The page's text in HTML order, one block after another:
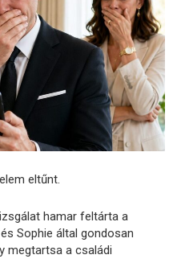
eltűnt.
hamar feltárta a
Sophie által gondosan
megtartsa a családi